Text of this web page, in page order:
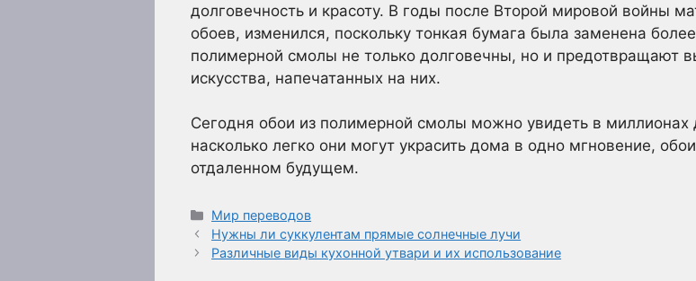
долговечность и красоту. В годы после Второй мировой войны
обоев, изменился, поскольку тонкая бумага была заменена
полимерной смолы не только долговечны, но и предотвращают
искусства, напечатанных на них.
Сегодня обои из полимерной смолы можно увидеть в миллионах
насколько легко они могут украсить дома в одно мгновение,
отдаленном будущем.
Рубрики
Мир переводов
Нужны ли суккулентам прямые солнечные лучи
Различные виды кухонной утвари и их использование